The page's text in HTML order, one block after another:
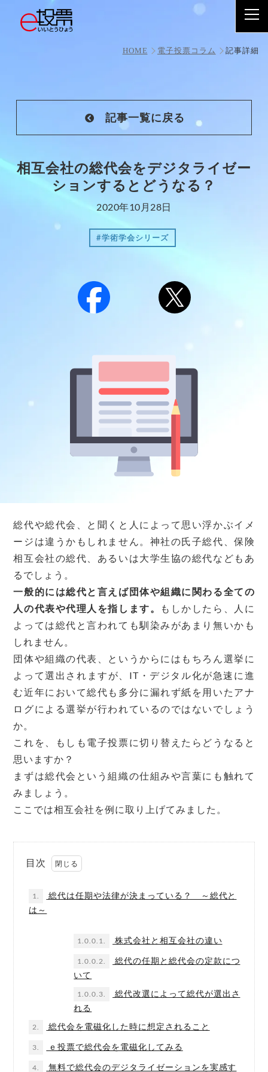
相互会社の総代会をデジタライゼーションするとどうな
HOME 電子投票コラム 記事詳細
記事一覧に戻る
相互会社の総代会をデジタライゼー
ションするとどうなる？
2020年10月28日
#学術学会シリーズ
総代や総代会、と聞くと人によって思い浮かぶイメ
ージは違うかもしれません。神社の氏子総代、保険
相互会社の総代、あるいは大学生協の総代などもあ
るでしょう。
一般的には総代と言えば団体や組織に関わる全ての
人の代表や代理人を指します。
もしかしたら、人に
よっては総代と言われても馴染みがあまり無いかも
しれません。
団体や組織の代表、というからにはもちろん選挙に
よって選出されますが、IT・デジタル化が急速に進
む近年において総代も多分に漏れず紙を用いたアナ
ログによる選挙が行われているのではないでしょう
か。
これを、もしも電子投票に切り替えたらどうなると
思いますか？
まずは総代会という組織の仕組みや言葉にも触れて
みましょう。
ここでは相互会社を例に取り上げてみました。
目次
1.
総代は任期や法律が決まっている？ ～総代と
は～
1.0.0.1. 株式会社と相互会社の違い
1.0.0.2.
総代の任期と総代会の定款につ
いて
1.0.0.3.
総代改選によって総代が選出さ
れる
2. 総代会を電磁化した時に想定されること
3. ｅ投票で総代会を電磁化してみる
4. 無料で総代会のデジタライゼーションを実感す